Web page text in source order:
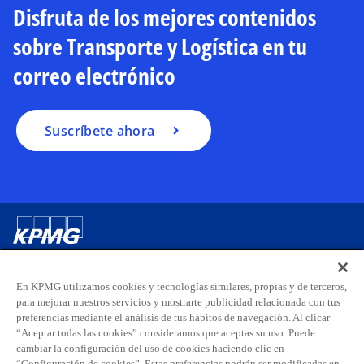
Disfruta de los mejores contenidos
sobre Transporte y Logística en tu
correo electrónico
Suscríbete ahora
e
n
u
n
e
v
a
Contacta con nosotros
Sobre KPMG
En KPMG utilizamos cookies y tecnologías similares, propias y de terceros,
para mejorar nuestros servicios y mostrarte publicidad relacionada con tus
preferencias mediante el análisis de tus hábitos de navegación. Al clicar
“Aceptar todas las cookies” consideramos que aceptas su uso. Puede
cambiar la configuración del uso de cookies haciendo clic en